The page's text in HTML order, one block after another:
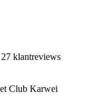
klantreviews
Club Karwei